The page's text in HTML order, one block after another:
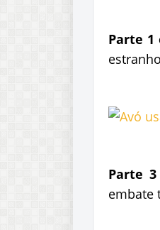
Parte 1
Parte
embate